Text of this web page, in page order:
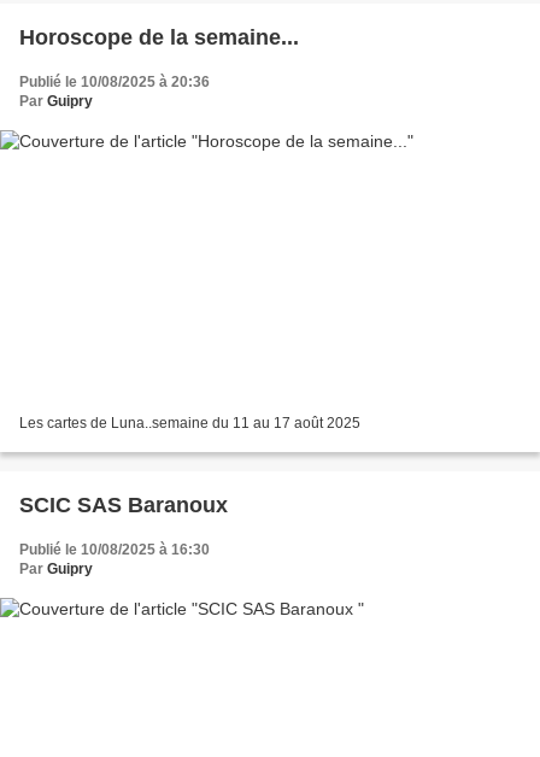
Horoscope de la semaine...
Publié le 10/08/2025 à 20:36
Par Guipry
Les cartes de Luna..semaine du 11 au 17 août 2025
SCIC SAS Baranoux
Publié le 10/08/2025 à 16:30
Par Guipry